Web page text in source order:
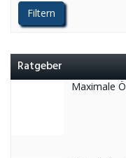
Filtern
Ratgeber
Maximale